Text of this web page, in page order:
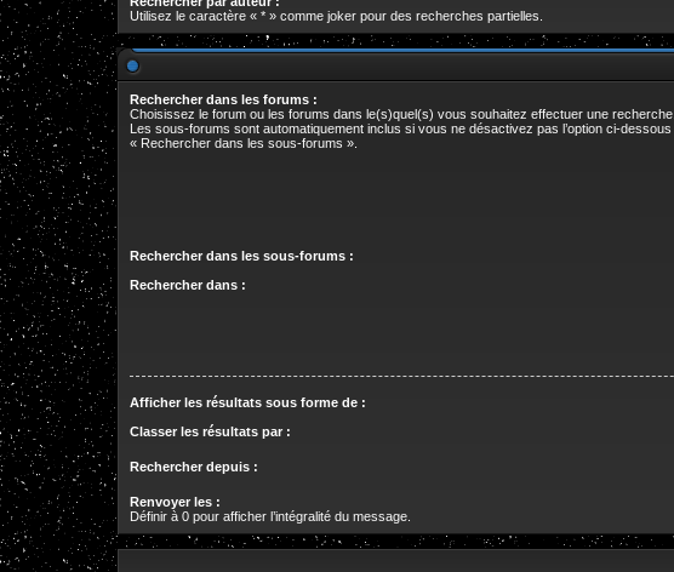
Utilisez le caractère « * » comme joker pour des recherches partielles.
Rechercher dans les forums :
Choisissez le forum ou les forums dans le(s)quel(s) vous souhaitez effectuer une recherche.
Les sous-forums sont automatiquement inclus si vous ne désactivez pas l’option ci-dessous
« Rechercher dans les sous-forums ».
Rechercher dans les sous-forums :
Rechercher dans :
Afficher les résultats sous forme de :
Classer les résultats par :
Rechercher depuis :
Renvoyer les :
Définir à 0 pour afficher l’intégralité du message.